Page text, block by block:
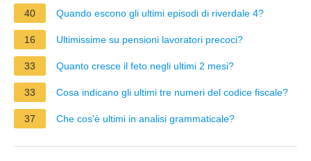
40 Quando escono gli ultimi episodi di riverdale 4?
16 Ultimissime su pensioni lavoratori precoci?
33 Quanto cresce il feto negli ultimi 2 mesi?
33 Cosa indicano gli ultimi tre numeri del codice fiscale?
37 Che cos'è ultimi in analisi grammaticale?